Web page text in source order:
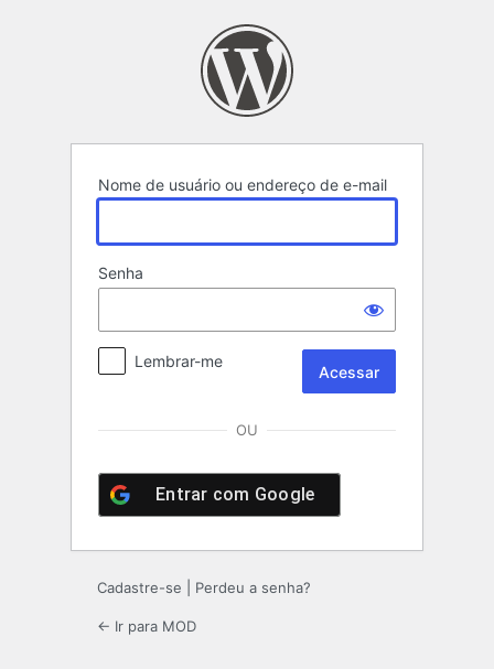
Nome de usuário ou endereço de e-mail
Senha
Lembrar-me
OU
Entrar com Google
Cadastre-se Perdeu a senha?
← Ir para MOD